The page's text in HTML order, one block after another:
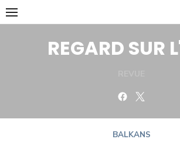
Skip
to
REGARD SUR
Facebook
BALKANS